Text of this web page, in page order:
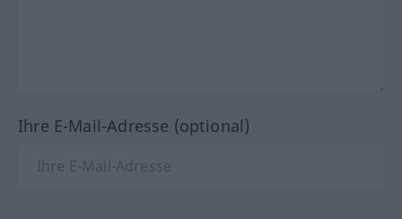
Ihre E-Mail-Adresse (optional)